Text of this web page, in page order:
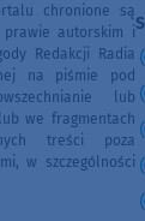
chronione są
autorskim i
Redakcji Radia
na piśmie pod
lub
we fragmentach
treści poza
w szczególności